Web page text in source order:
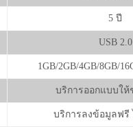
5 ปี
USB 2.0
1GB/2GB/4GB/8GB/
บริการออกแบบใ
บริการลงข้อมูลฟรี